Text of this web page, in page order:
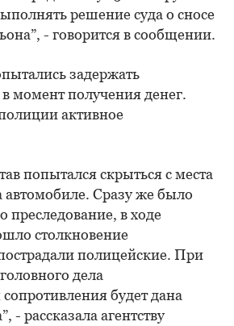
решение суда о сносе
- говорится в сообщении.
задержать
момент получения денег.
активное
попытался скрыться с места
автомобиле. Сразу же было
преследование, в ходе
столкновение
полицейские. При
дела
сопротивления будет дана
- рассказала агентству